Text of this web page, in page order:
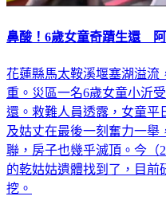
鼻酸！6歲女童奇蹟生還
花蓮縣馬太鞍溪堰塞湖溢流
重。災區一名6歲女童小沂
還。救難人員透露，女童平
及姑丈在最後一刻奮力一舉
聯，房子也幾乎滅頂。今（
的乾姑姑遺體找到了，目前
挖。